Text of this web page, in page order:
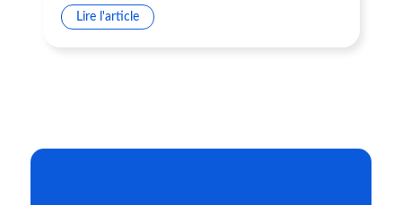
Lire l'article